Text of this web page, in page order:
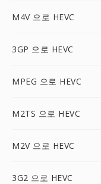
M4V 으로 HEVC
3GP 으로 HEVC
MPEG 으로 HEVC
M2TS 으로 HEVC
M2V 으로 HEVC
3G2 으로 HEVC